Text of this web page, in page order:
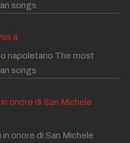
songs
à
napoletano The most
songs
onore di San Michele
onore di San Michele